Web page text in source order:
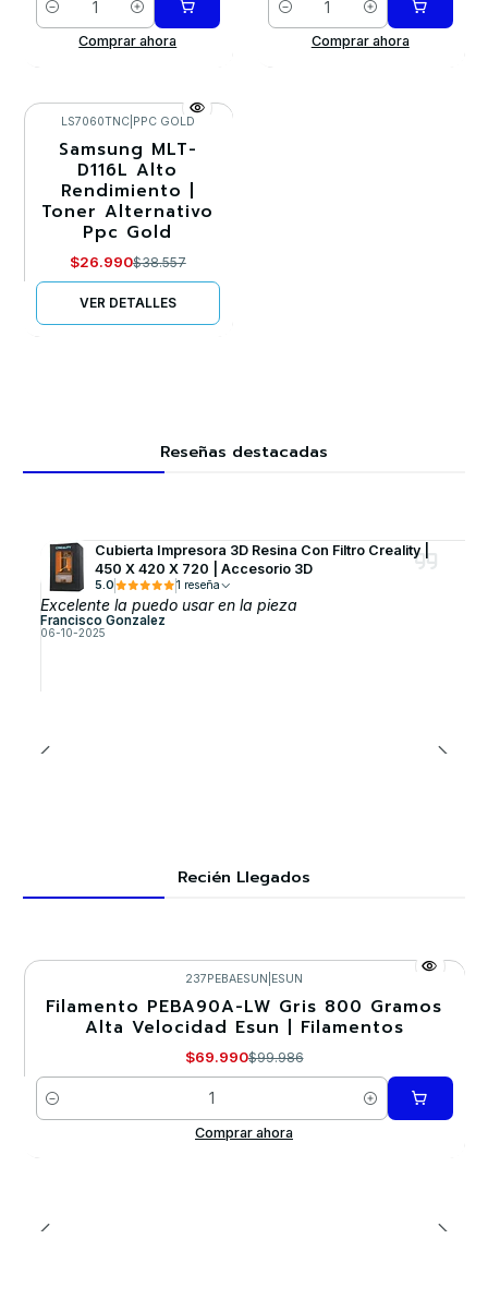
Cantidad
Comprar ahora
Cantidad
Comprar ahora
-30%
Agotado
LS7060TNC| PPC GOLD
Samsung MLT-
D116L Alto
Rendimiento |
Toner Alternativo
Ppc Gold
$26.990$38.557
VER DETALLES
Reseñas destacadas
Cubierta Impresora 3D Resina Con Filtro Creality |
450 X 420 X 720 | Accesorio 3D
5.0 1 reseña
Excelente la puedo usar en la pieza
Francisco Gonzalez
06-10-2025
Recién Llegados
-30%
237PEBAESUN ESUN
Filamento PEBA90A-LW Gris 800 Gramos
Alta Velocidad Esun | Filamentos
$69.990$99.986
Cantidad
Comprar ahora